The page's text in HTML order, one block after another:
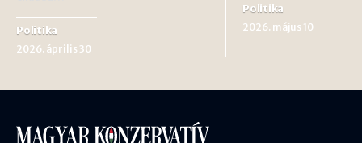
Politika
2026. április 30
Politika
2026. május 10